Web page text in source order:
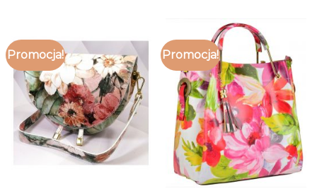
Promocja! Promocja!